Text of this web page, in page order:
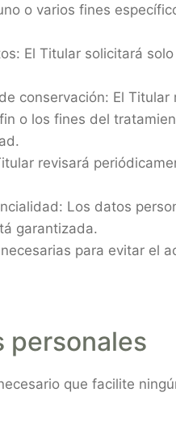
o varios fines
El Titular solicitará
conservación: El
o los fines del
revisará
Los datos
garantizada.
para evitar el
personales
que facilite